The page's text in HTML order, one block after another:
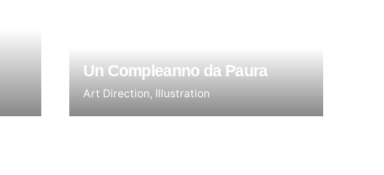
Un Compleanno da Paura
Art Direction Illustration